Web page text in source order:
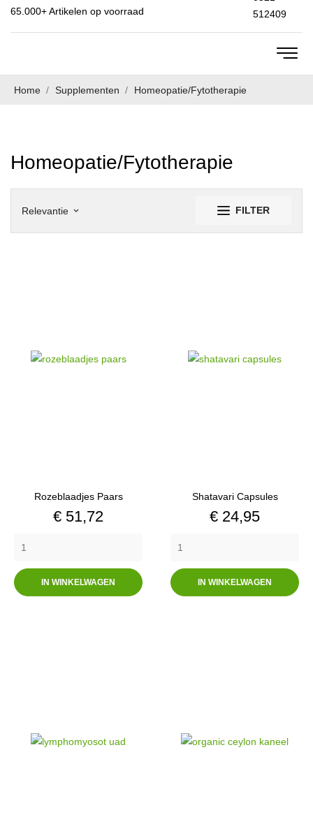
65.000+Artikelen op voorraad
512409
Home Supplementen Homeopatie/Fytotherapie
Homeopatie/Fytotherapie
Relevantie keyboard_arrow_down FILTER
Rozeblaadjes Paars
Prijs
€ 51,72
IN WINKELWAGEN
Shatavari Capsules
Prijs
€ 24,95
IN WINKELWAGEN